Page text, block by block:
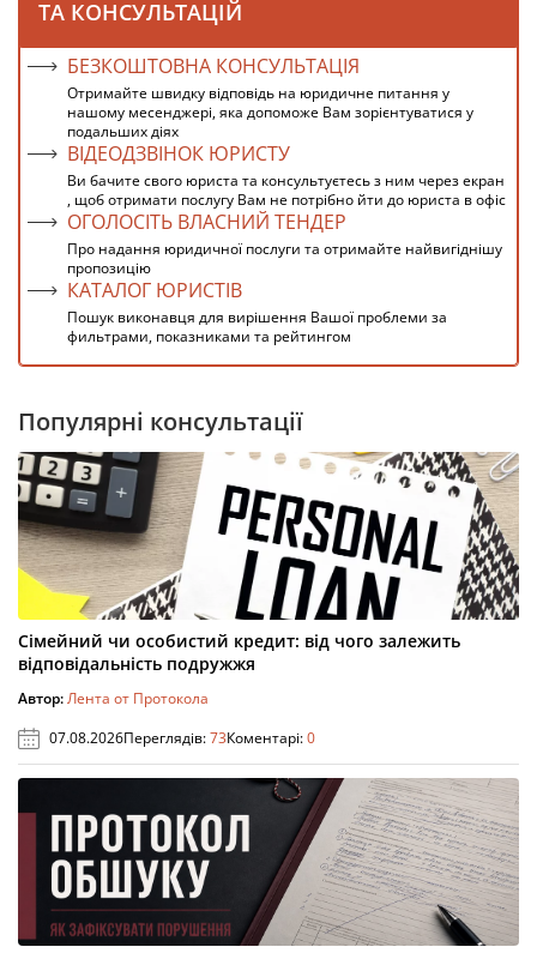
ТА КОНСУЛЬТАЦІЙ
БЕЗКОШТОВНА КОНСУЛЬТАЦІЯ
Отримайте швидку відповідь на юридичне питання у
нашому месенджері, яка допоможе Вам зорієнтуватися у
подальших діях
ВІДЕОДЗВІНОК ЮРИСТУ
Ви бачите свого юриста та консультуєтесь з ним через екран
, щоб отримати послугу Вам не потрібно йти до юриста в офіс
ОГОЛОСІТЬ ВЛАСНИЙ ТЕНДЕР
Про надання юридичної послуги та отримайте найвигіднішу
пропозицію
КАТАЛОГ ЮРИСТІВ
Пошук виконавця для вирішення Вашої проблеми за
фильтрами, показниками та рейтингом
Популярні консультації
Сімейний чи особистий кредит: від чого залежить
відповідальність подружжя
Автор:Лента от Протокола
07.08.2026Переглядів:73Коментарі:0